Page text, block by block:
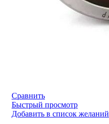
Сравнить
Быстрый просмотр
Добавить в список желаний